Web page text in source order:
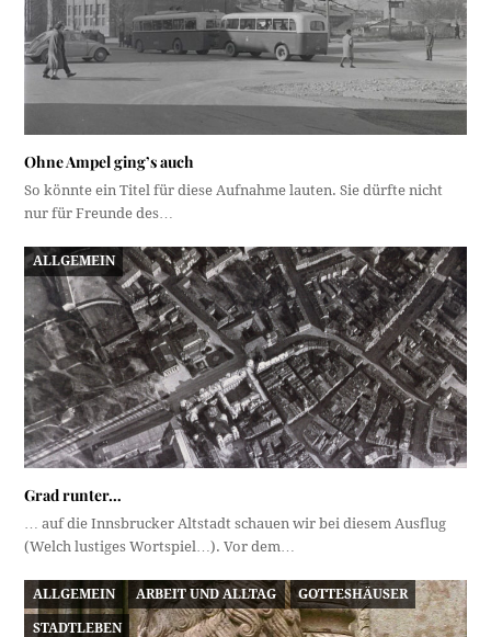
Ohne Ampel ging’s auch
So könnte ein Titel für diese Aufnahme lauten. Sie dürfte nicht
nur für Freunde des…
ALLGEMEIN
Grad runter…
… auf die Innsbrucker Altstadt schauen wir bei diesem Ausflug
(Welch lustiges Wortspiel…). Vor dem…
ALLGEMEIN ARBEIT UND ALLTAG GOTTESHÄUSER
STADTLEBEN